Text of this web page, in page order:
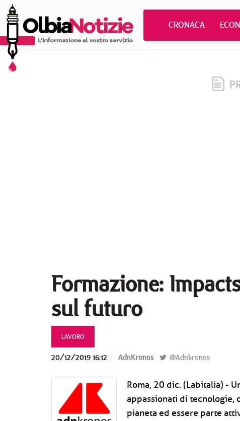
CRONACA
Formazione:
sul futuro
LAVORO
20/12/2019 16:12 AdnKronos @Adnkronos
Roma, 20 dic. (Labitalia) -
appassionati di tecnologie,
pianeta ed essere parte